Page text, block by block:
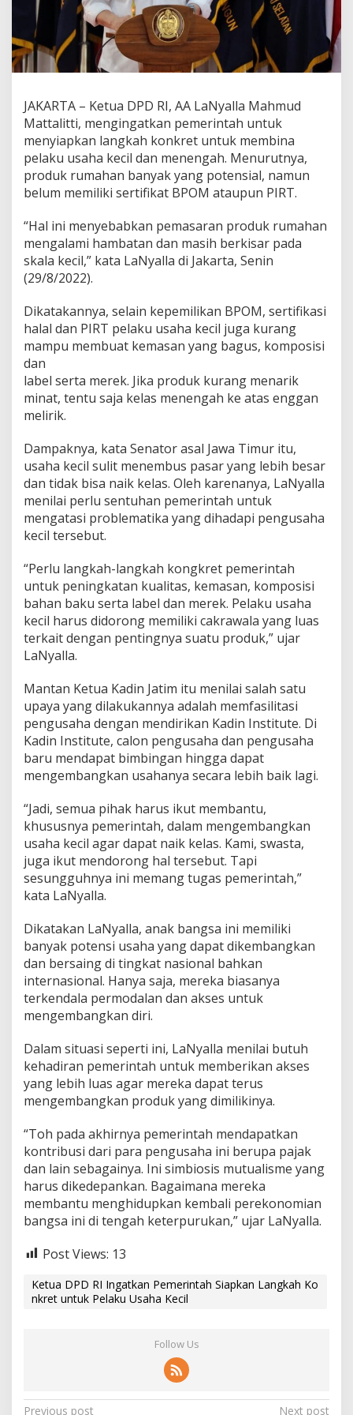
m
e
r
n
h
S
i
a
p
k
a
L
n
g
h
K
o
n
r
e
t
t
u
k
P
e
l
u
U
s
a
h
a
i
l
JAKARTA – Ketua DPD RI, AA LaNyalla Mahmud
Mattalitti, mengingatkan pemerintah untuk
menyiapkan langkah konkret untuk membina
pelaku usaha kecil dan menengah. Menurutnya,
produk rumahan banyak yang potensial, namun
belum memiliki sertifikat BPOM ataupun PIRT.
“Hal ini menyebabkan pemasaran produk rumahan
mengalami hambatan dan masih berkisar pada
skala kecil,” kata LaNyalla di Jakarta, Senin
(29/8/2022).
Dikatakannya, selain kepemilikan BPOM, sertifikasi
halal dan PIRT pelaku usaha kecil juga kurang
mampu membuat kemasan yang bagus, komposisi
dan
label serta merek. Jika produk kurang menarik
minat, tentu saja kelas menengah ke atas enggan
melirik.
Dampaknya, kata Senator asal Jawa Timur itu,
usaha kecil sulit menembus pasar yang lebih besar
dan tidak bisa naik kelas. Oleh karenanya, LaNyalla
menilai perlu sentuhan pemerintah untuk
mengatasi problematika yang dihadapi pengusaha
kecil tersebut.
“Perlu langkah-langkah kongkret pemerintah
untuk peningkatan kualitas, kemasan, komposisi
bahan baku serta label dan merek. Pelaku usaha
kecil harus didorong memiliki cakrawala yang luas
terkait dengan pentingnya suatu produk,” ujar
LaNyalla.
Mantan Ketua Kadin Jatim itu menilai salah satu
upaya yang dilakukannya adalah memfasilitasi
pengusaha dengan mendirikan Kadin Institute. Di
Kadin Institute, calon pengusaha dan pengusaha
baru mendapat bimbingan hingga dapat
mengembangkan usahanya secara lebih baik lagi.
“Jadi, semua pihak harus ikut membantu,
khususnya pemerintah, dalam mengembangkan
usaha kecil agar dapat naik kelas. Kami, swasta,
juga ikut mendorong hal tersebut. Tapi
sesungguhnya ini memang tugas pemerintah,”
kata LaNyalla.
Dikatakan LaNyalla, anak bangsa ini memiliki
banyak potensi usaha yang dapat dikembangkan
dan bersaing di tingkat nasional bahkan
internasional. Hanya saja, mereka biasanya
terkendala permodalan dan akses untuk
mengembangkan diri.
Dalam situasi seperti ini, LaNyalla menilai butuh
kehadiran pemerintah untuk memberikan akses
yang lebih luas agar mereka dapat terus
mengembangkan produk yang dimilikinya.
“Toh pada akhirnya pemerintah mendapatkan
kontribusi dari para pengusaha ini berupa pajak
dan lain sebagainya. Ini simbiosis mutualisme yang
harus dikedepankan. Bagaimana mereka
membantu menghidupkan kembali perekonomian
bangsa ini di tengah keterpurukan,” ujar LaNyalla.
Post Views: 13
Ketua DPD RI Ingatkan Pemerintah Siapkan Langkah Ko
nkret untuk Pelaku Usaha Kecil
Follow Us
Previous post Next post